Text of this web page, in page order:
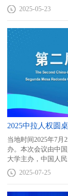
领袖人才培养”国际
2025-05-23
2025中拉人权圆
当地时间2025年7
办。本次会议由中
大学主办，中国人
共政策与国际关系
权事业发展”，下设
2025-07-25